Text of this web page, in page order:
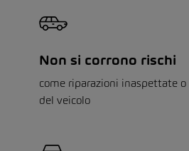
Non si corrono rischi
come riparazioni inaspettate
del veicolo